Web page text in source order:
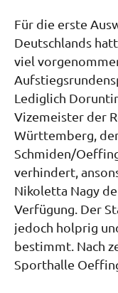
Für die erste
Deutschlands
viel
Lediglich
Vizemeister der
Württemberg,
Schmiden/
verhindert,
Nikoletta Nagy
Verfügung. Der
jedoch holprig
bestimmt. Nach
Sporthalle